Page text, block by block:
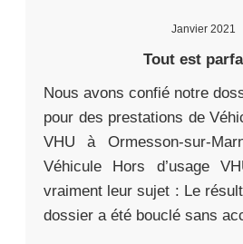
Janvier 2021
Tout est
Nous avons confié notre
pour des prestations de
VHU à Ormesson-sur-
Véhicule Hors d’usage
vraiment leur sujet : Le
dossier a été bouclé sans